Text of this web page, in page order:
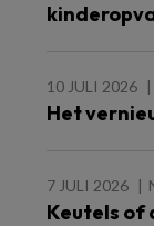
10 JULI 2026
Het
7 JULI 2026
Keutels of